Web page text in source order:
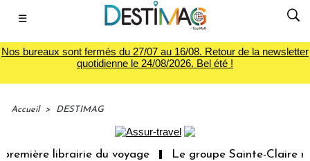
☰
Nos bureaux sont fermés du 27/07 au 16/08. Retour de la newsletter
quotidienne le 24/08/2026. Bel été !
Accueil > DESTIMAG
librairie du voyage Le groupe Sainte-Claire